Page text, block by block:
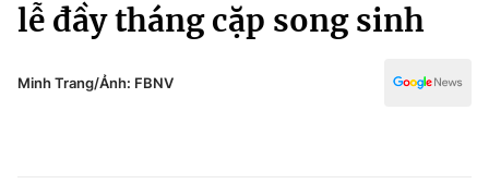
Xã hội
Pháp luật
Văn hóa - Giải trí
Y tế
Công nghệ
lễ đầy tháng cặp song sinh
Minh Trang/Ảnh: FBNV